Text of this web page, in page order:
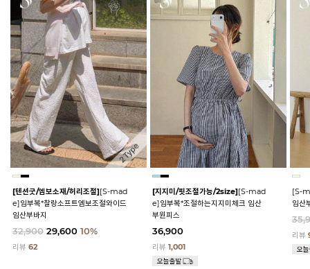
[텐션굿/엠보소재/허리조절][S-mad
e]임부복*찰랑소프트엠보조절와이드
임산부바지
32,900 29,600 10%
리뷰 62
[지지미/핏조절가능/2size][S-mad
e]임부복*조절하는지지미체크 임산
부원피스
36,900
리뷰1,001
[S-
임산
리뷰